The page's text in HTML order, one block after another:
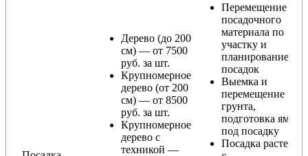
Дерево (до 200
см) — от 7500
руб. за шт.
Крупномерное
дерево (от 200
см) — от 8500
руб. за шт.
Крупномерное
дерево с
техникой —
Перемещение
посадочного
материала по
участку и
планирование
посадок
Выемка и
перемещение
грунта,
подготовка ямы
под посадку
Посадка растения